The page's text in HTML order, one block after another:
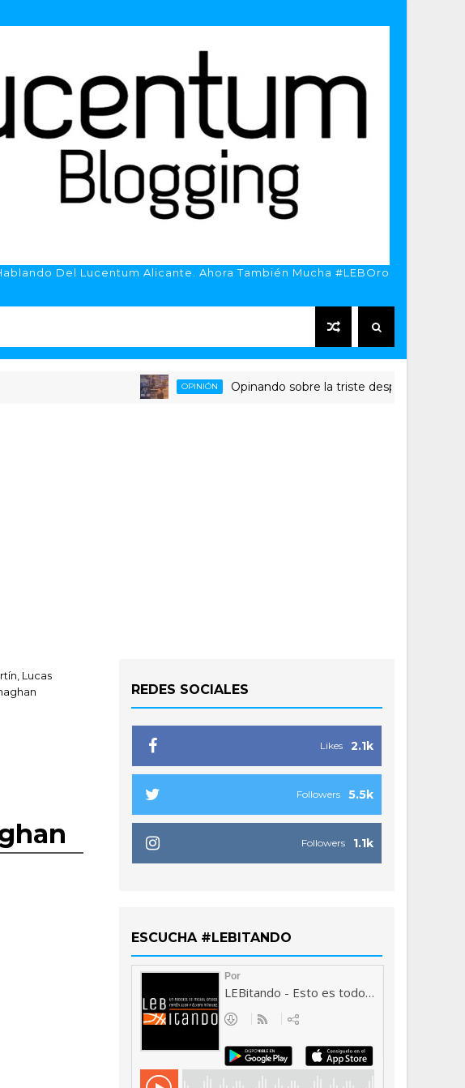
Del Lucentum Alicante. Ahora También Mucha #LEBOro
OPINIÓN Opinando sobre la triste despedida del HLA
Lucas
REDES SOCIALES
2.1k
Likes
5.5k
Followers
1.1k
Followers
ESCUCHA #LEBITANDO